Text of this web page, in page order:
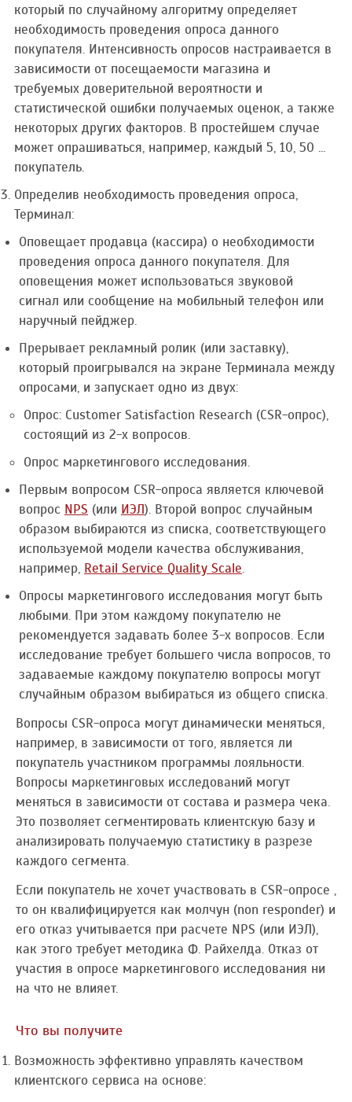
который по случайному алгоритму определяет
необходимость проведения опроса данного
покупателя. Интенсивность опросов настраивается в
зависимости от посещаемости магазина и
требуемых доверительной вероятности и
статистической ошибки получаемых оценок, а также
некоторых других факторов. В простейшем случае
может опрашиваться, например, каждый 5, 10, 50 ...
покупатель.
Определив необходимость проведения опроса,
Терминал:
Оповещает продавца (кассира) о необходимости
проведения опроса данного покупателя. Для
оповещения может использоваться звуковой
сигнал или сообщение на мобильный телефон или
наручный пейджер.
Прерывает рекламный ролик (или заставку),
который проигрывался на экране Терминала между
опросами, и запускает одно из двух:
Опрос: Customer Satisfaction Research (CSR-опрос),
состоящий из 2-х вопросов.
Опрос маркетингового исследования.
Первым вопросом CSR-опроса является ключевой
вопрос NPS (или ИЭЛ). Второй вопрос случайным
образом выбираются из списка, соответствующего
используемой модели качества обслуживания,
например, Retail Service Quality Scale.
Опросы маркетингового исследования могут быть
любыми. При этом каждому покупателю не
рекомендуется задавать более 3-х вопросов. Если
исследование требует большего числа вопросов, то
задаваемые каждому покупателю вопросы могут
случайным образом выбираться из общего списка.
Вопросы CSR-опроса могут динамически меняться,
например, в зависимости от того, является ли
покупатель участником программы лояльности.
Вопросы маркетинговых исследований могут
меняться в зависимости от состава и размера чека.
Это позволяет сегментировать клиентскую базу и
анализировать получаемую статистику в разрезе
каждого сегмента.
Если покупатель не хочет участвовать в CSR-опросе ,
то он квалифицируется как молчун (non responder) и
его отказ учитывается при расчете NPS (или ИЭЛ),
как этого требует методика Ф. Райхелда. Отказ от
участия в опросе маркетингового исследования ни
на что не влияет.
Что вы получите
Возможность эффективно управлять качеством
клиентского сервиса на основе: